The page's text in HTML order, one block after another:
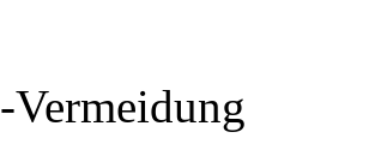
-Vermeidung